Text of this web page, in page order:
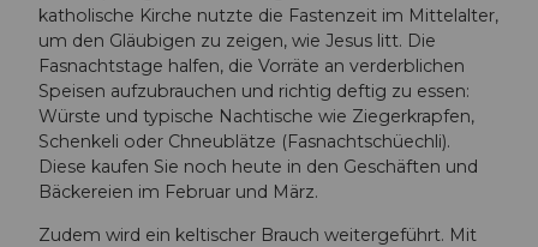
katholische Kirche nutzte die Fastenzeit im Mittelalter,
um den Gläubigen zu zeigen, wie Jesus litt. Die
Fasnachtstage halfen, die Vorräte an verderblichen
Speisen aufzubrauchen und richtig deftig zu essen:
Würste und typische Nachtische wie Ziegerkrapfen,
Schenkeli oder Chneublätze (Fasnachtschüechli).
Diese kaufen Sie noch heute in den Geschäften und
Bäckereien im Februar und März.
Zudem wird ein keltischer Brauch weitergeführt. Mit